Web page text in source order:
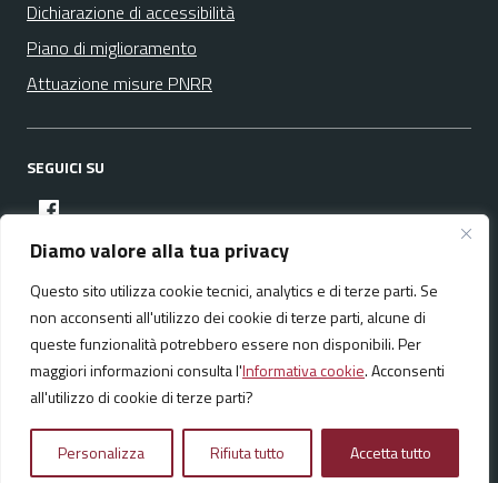
Diamo valore alla tua privacy
Questo sito utilizza cookie tecnici, analytics e di terze parti. Se
non acconsenti all'utilizzo dei cookie di terze parti, alcune di
queste funzionalità potrebbero essere non disponibili. Per
maggiori informazioni consulta l'Informativa cookie. Acconsenti
all'utilizzo di cookie di terze parti?
Personalizza Rifiuta tutto Accetta tutto
Dichiarazione di accessibilità
Piano di miglioramento
Attuazione misure PNRR
SEGUICI SU
facebook
Media policy Mappa del sito
Realizzato da:NeMeA Sistemi Srl